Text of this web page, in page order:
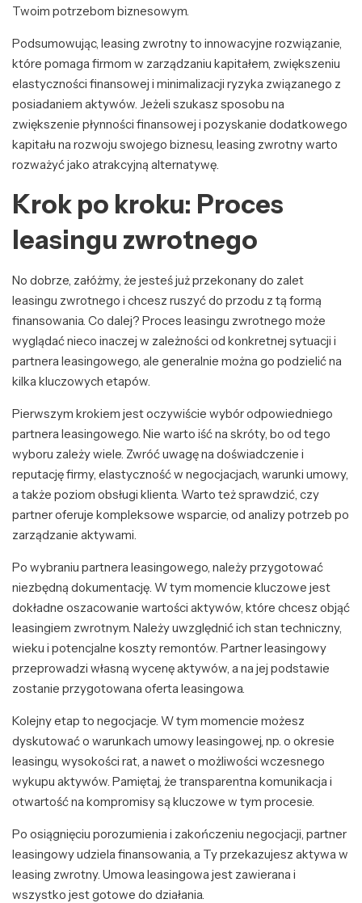
Twoim potrzebom biznesowym.
Podsumowując, leasing zwrotny to innowacyjne rozwiązanie,
które pomaga firmom w zarządzaniu kapitałem, zwiększeniu
elastyczności finansowej i minimalizacji ryzyka związanego z
posiadaniem aktywów. Jeżeli szukasz sposobu na
zwiększenie płynności finansowej i pozyskanie dodatkowego
kapitału na rozwoju swojego biznesu, leasing zwrotny warto
rozważyć jako atrakcyjną alternatywę.
Krok po kroku: Proces
leasingu zwrotnego
No dobrze, załóżmy, że jesteś już przekonany do zalet
leasingu zwrotnego i chcesz ruszyć do przodu z tą formą
finansowania. Co dalej? Proces leasingu zwrotnego może
wyglądać nieco inaczej w zależności od konkretnej sytuacji i
partnera leasingowego, ale generalnie można go podzielić na
kilka kluczowych etapów.
Pierwszym krokiem jest oczywiście wybór odpowiedniego
partnera leasingowego. Nie warto iść na skróty, bo od tego
wyboru zależy wiele. Zwróć uwagę na doświadczenie i
reputację firmy, elastyczność w negocjacjach, warunki umowy,
a także poziom obsługi klienta. Warto też sprawdzić, czy
partner oferuje kompleksowe wsparcie, od analizy potrzeb po
zarządzanie aktywami.
Po wybraniu partnera leasingowego, należy przygotować
niezbędną dokumentację. W tym momencie kluczowe jest
dokładne oszacowanie wartości aktywów, które chcesz objąć
leasingiem zwrotnym. Należy uwzględnić ich stan techniczny,
wieku i potencjalne koszty remontów. Partner leasingowy
przeprowadzi własną wycenę aktywów, a na jej podstawie
zostanie przygotowana oferta leasingowa.
Kolejny etap to negocjacje. W tym momencie możesz
dyskutować o warunkach umowy leasingowej, np. o okresie
leasingu, wysokości rat, a nawet o możliwości wczesnego
wykupu aktywów. Pamiętaj, że transparentna komunikacja i
otwartość na kompromisy są kluczowe w tym procesie.
Po osiągnięciu porozumienia i zakończeniu negocjacji, partner
leasingowy udziela finansowania, a Ty przekazujesz aktywa w
leasing zwrotny. Umowa leasingowa jest zawierana i
wszystko jest gotowe do działania.